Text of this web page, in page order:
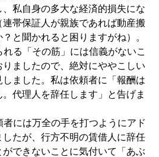
、私自身の多大な経済的損失にな
連帯保証人が親族であれば動産搬
と聞かれると困りますがね）。
れる「その筋」には信義がないこ
りましたので、絶対にややこしい
ました。私は依頼者に「報酬は
代理人を辞任します」と告げま
者には万全の手を打つようにアド
たが、行方不明の賃借人に辞任
できないことに気付いて「あぶ